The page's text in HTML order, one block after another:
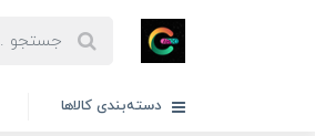
دسته‌بندی کالاها